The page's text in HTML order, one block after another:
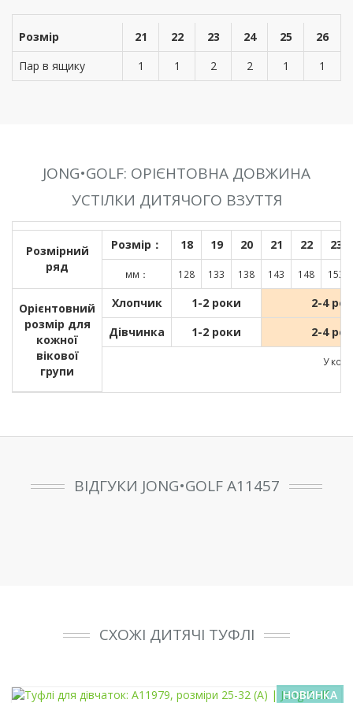
Розмір 21 22 23 24 25
26
Пар в ящику
1 1 2 2 1 1
JONG•GOLF: ОРІЄНТОВНА ДОВЖИНА
УСТІЛКИ ДИТЯЧОГО ВЗУТТЯ
Розмірний
ряд
Розмір： 18 19 20 21 22 23
мм： 128 133 138 143 148 153
Орієнтовний
розмір для
кожної
вікової
групи
Хлопчик 1-2 роки
2-4
Дівчинка
1-2 роки 2-4
У
ВІДГУКИ JONG•GOLF A11457
СХОЖІ ДИТЯЧІ ТУФЛІ
НОВИНКА